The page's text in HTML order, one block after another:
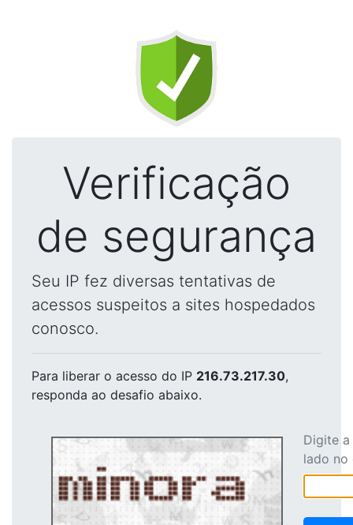
Verificação
de segurança
Seu IP fez diversas tentativas de
acessos suspeitos a sites hospedados
conosco.
Para liberar o acesso do IP 216.73.217.30,
responda ao desafio abaixo.
Digite
lado no